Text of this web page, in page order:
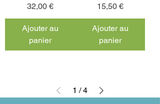
Prix
32,00 €
Ajouter au
panier
Prix
15,50 €
Ajouter au
panier
1 / 4